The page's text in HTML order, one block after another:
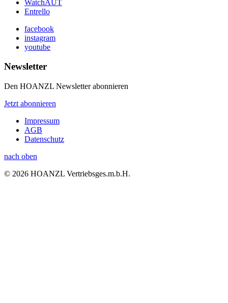
WatchAUT
Entrello
facebook
instagram
youtube
Newsletter
Den HOANZL Newsletter abonnieren
Jetzt abonnieren
Impressum
AGB
Datenschutz
nach oben
© 2026 HOANZL Vertriebsges.m.b.H.